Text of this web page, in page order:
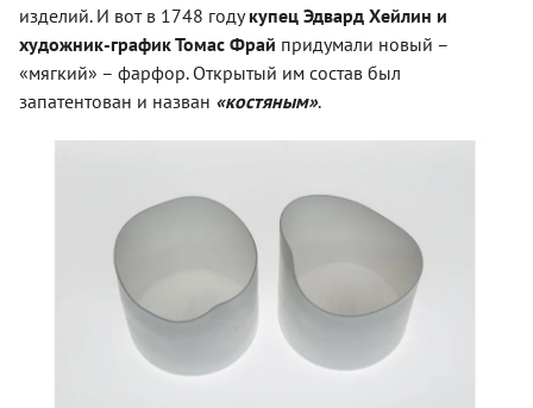
изделий. И вот в 1748 годукупец Эдвард Хейлин и
художник-график Томас Фрай придумали новый –
«мягкий» – фарфор. Открытый им состав был
запатентован и назван «костяным».